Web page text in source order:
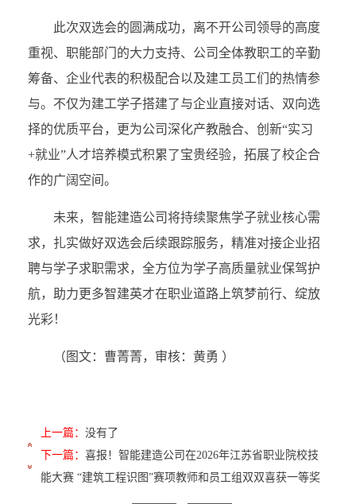
此次双选会的圆满成功，离不开公司领导的高度
重视、职能部门的大力支持、公司全体教职工的辛勤
筹备、企业代表的积极配合以及建工员工们的热情参
与。不仅为建工学子搭建了与企业直接对话、双向选
择的优质平台，更为公司深化产教融合、创新“实习
+就业”人才培养模式积累了宝贵经验，拓展了校企合
作的广阔空间。
未来，智能建造公司将持续聚焦学子就业核心需
求，扎实做好双选会后续跟踪服务，精准对接企业招
聘与学子求职需求，全方位为学子高质量就业保驾护
航，助力更多智建英才在职业道路上筑梦前行、绽放
光彩！
（图文：曹菁菁，审核：黄勇 ）
上一篇： 没有了
下一篇： 喜报！智能建造公司在2026年江苏省职业院校技
能大赛 “建筑工程识图”赛项教师和员工组双双喜获一等奖